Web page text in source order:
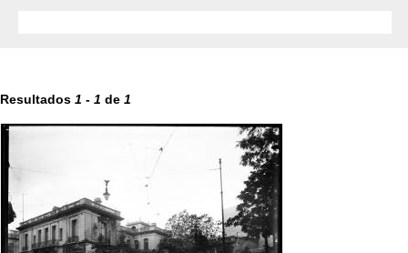
Resultados 1 - 1 de 1